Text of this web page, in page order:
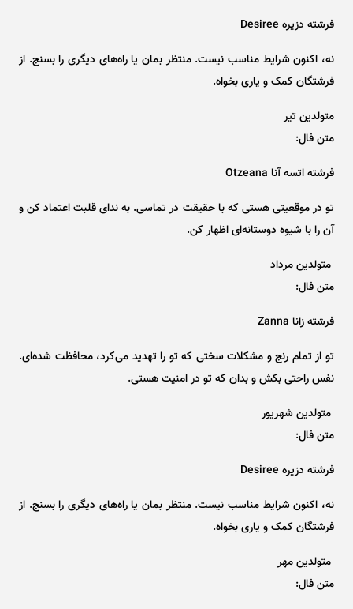
فرشته دزیره Desiree
نه، اکنون شرایط مناسب نیست. منتظر بمان یا راه‌های دیگری را بسنج. از
فرشتگان کمک و یاری بخواه.
متولدین تیر
متن فال:
فرشته اتسه آنا Otzeana
تو در موقعیتی هستی که با حقیقت در تماسی. به ندای قلبت اعتماد کن و
آن را با شیوه دوستانه‌ای اظهار کن.
متولدین مرداد
متن فال:
فرشته زانا Zanna
تو از تمام رنج و مشکلات سختی که تو را تهدید می‌کرد، محافظت شده‌ای.
نفس راحتی بکش و بدان که تو در امنیت هستی.
متولدین شهریور
متن فال:
فرشته دزیره Desiree
نه، اکنون شرایط مناسب نیست. منتظر بمان یا راه‌های دیگری را بسنج. از
فرشتگان کمک و یاری بخواه.
متولدین مهر
متن فال: